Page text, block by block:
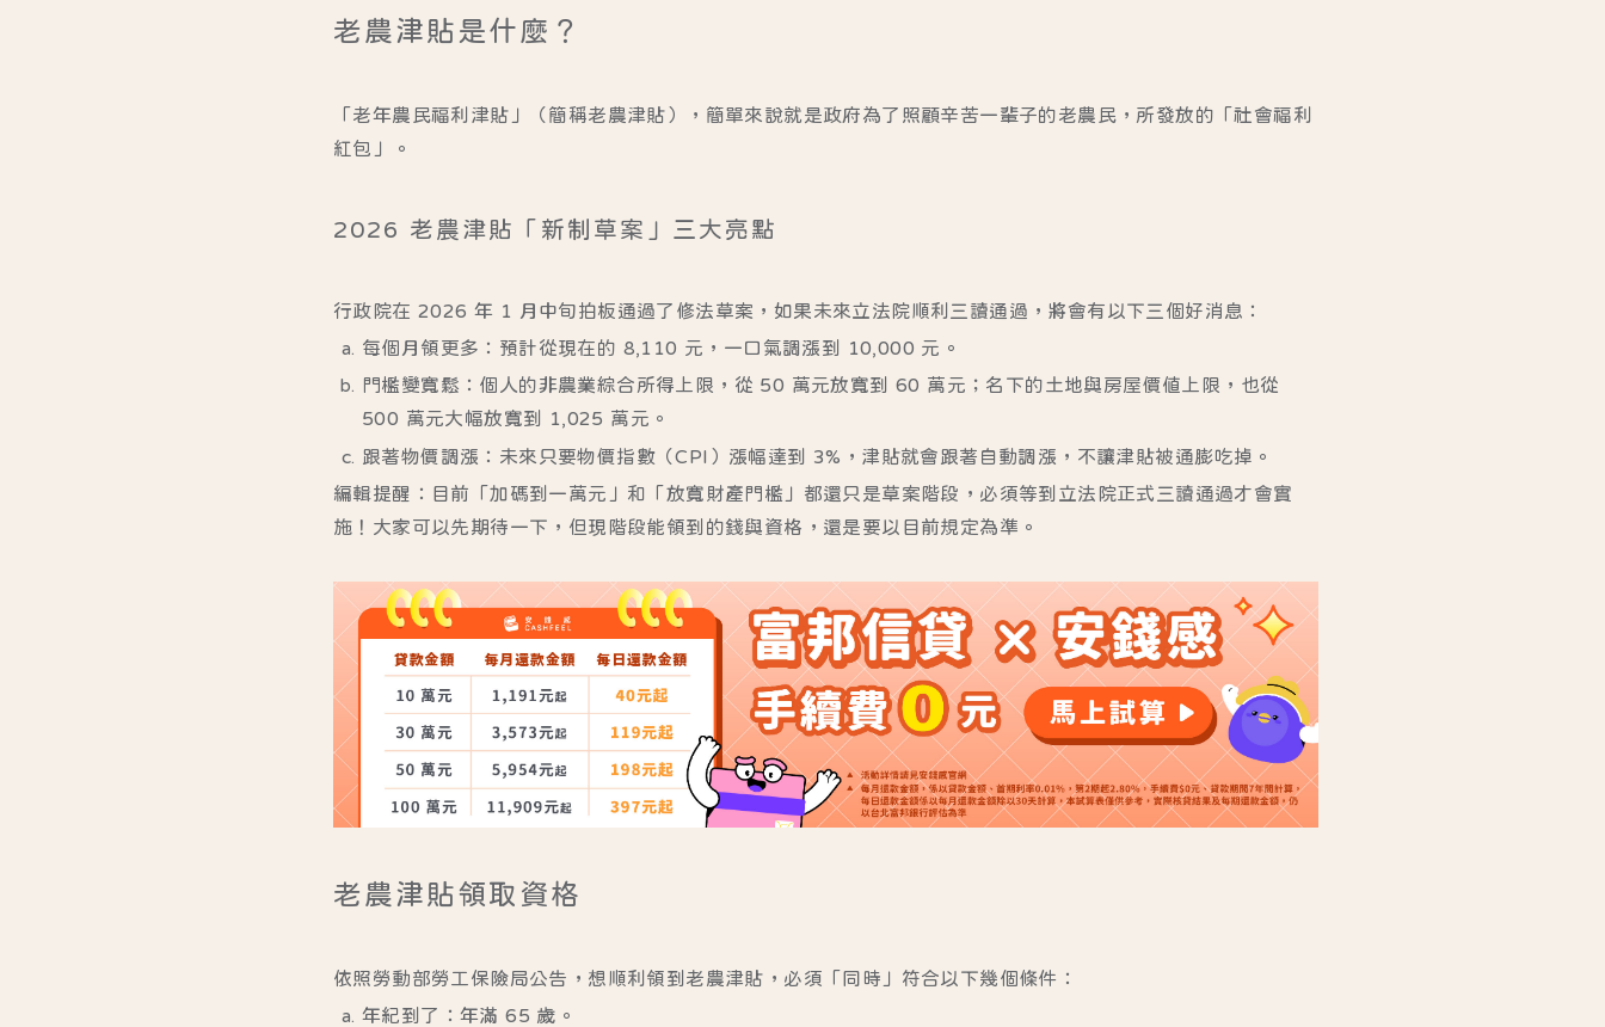
老農津貼是什麼？
「老年農民福利津貼」（簡稱老農津貼），簡單來說就是政府為了照顧辛苦一輩子的老農民，所發放的「社會福利
紅包」。
2026 老農津貼「新制草案」三大亮點
行政院在 2026 年 1 月中旬拍板通過了修法草案，如果未來立法院順利三讀通過，將會有以下三個好消息：
每個月領更多 ：預計從現在的 8,110 元，一口氣調漲到 10,000 元 。
門檻變寬鬆 ：個人的非農業綜合所得上限，從 50 萬元放寬到 60 萬元；名下的土地與房屋價值上限，也從
500 萬元大幅放寬到 1,025 萬元。
跟著物價調漲 ：未來只要物價指數（CPI） 漲幅達到 3%，津貼就會跟著自動調漲，不讓津貼被通膨吃掉。
編輯提醒： 目前「加碼到一萬元」和「放寬財產門檻」都還只是草案階段 ，必須等到立法院正式三讀通過才會實
施！大家可以先期待一下，但現階段能領到的錢與資格，還是要以目前規定為準。
老農津貼領取資格
依照勞動部勞工保險局公告 ，想順利領到老農津貼，必須「同時」符合以下幾個條件：
年紀到了
：年滿 65 歲。